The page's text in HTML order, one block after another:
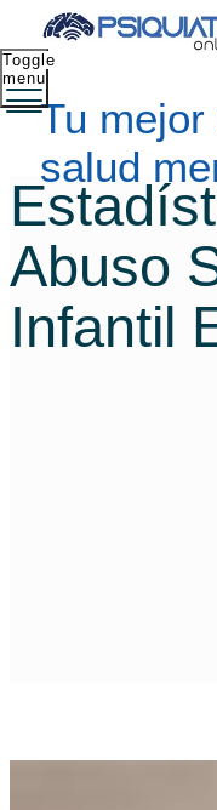
Tu
salud
Toggle
menu
Abuso
Infantil